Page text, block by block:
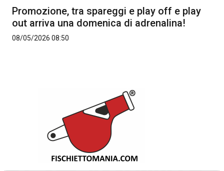
Promozione, tra spareggi e play off e play
out arriva una domenica di adrenalina!
08/05/2026 08:50